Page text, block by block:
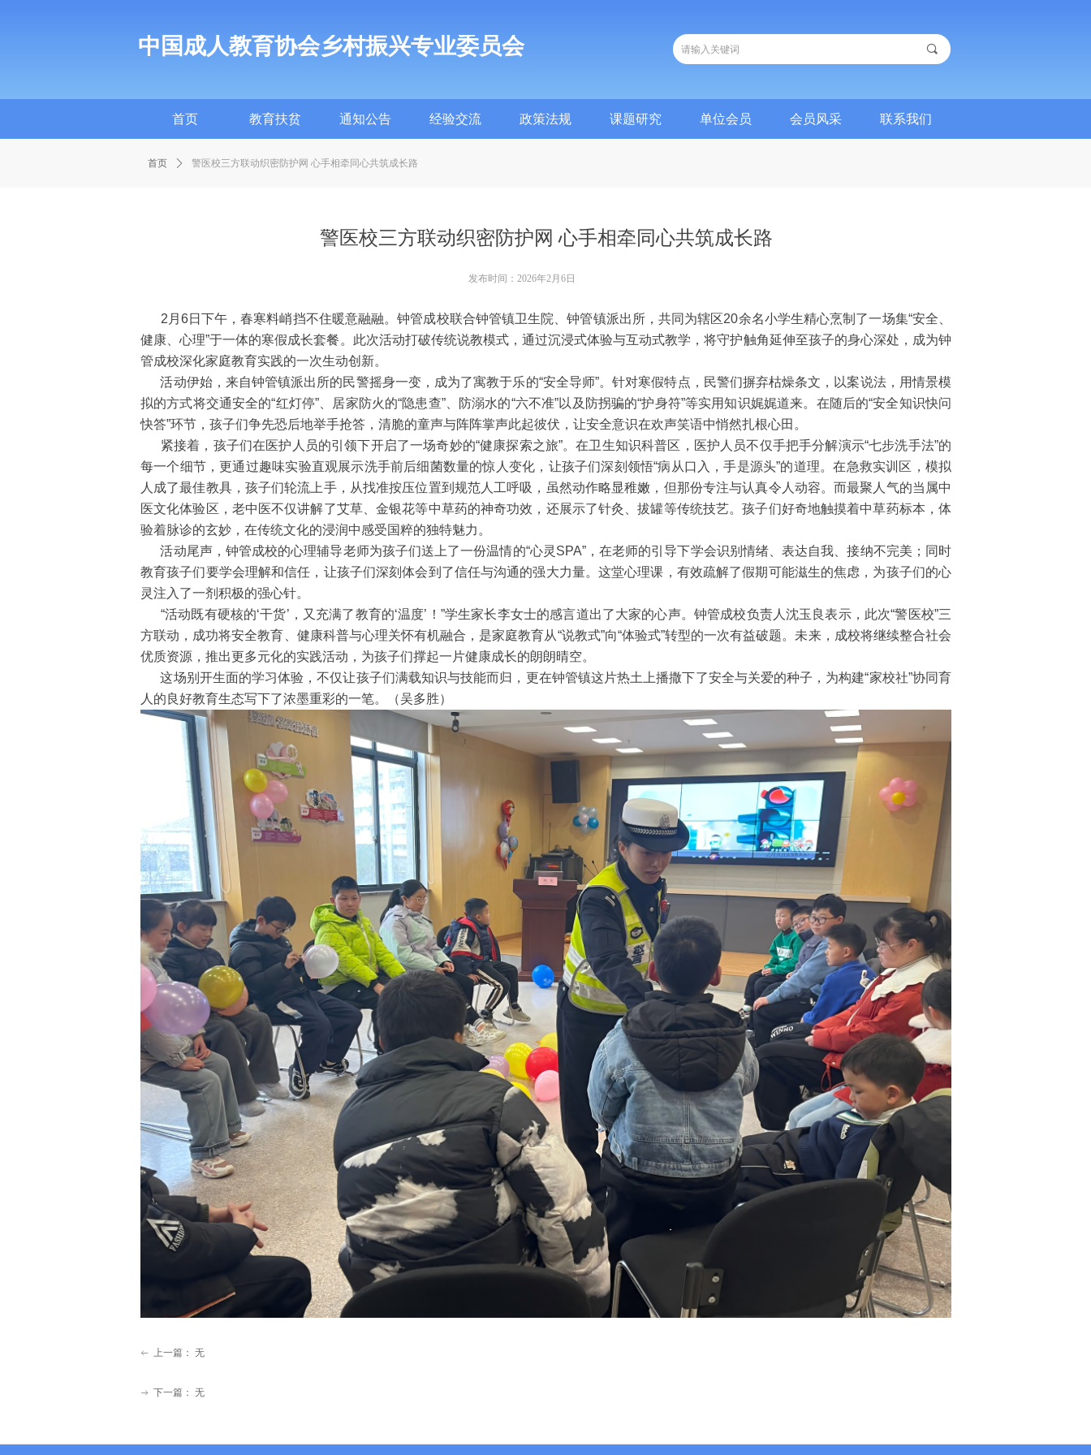
首页
首页
教育扶贫
教育扶贫
通知公告
通知公告
经验交流 政策法规 课题研究 单位会员 会员风采 联系我们
끠
中国成人教育协会乡村振兴专业委员会
警医校三方联动织密防护网 心手相牵同心共筑成长路
首页 ꄲ 警医校三方联动织密防护网 心手相牵同心共筑成长路
2月6日下午，春寒料峭挡不住暖意融融。钟管成校联合钟管镇卫生院、钟管镇派出所，共同为辖区20余名小学生精心烹制了一场集“安全、
健康、心理”于一体的寒假成长套餐。此次活动打破传统说教模式，通过沉浸式体验与互动式教学，将守护触角延伸至孩子的身心深处，成为钟
管成校深化家庭教育实践的一次生动创新。
活动伊始，来自钟管镇派出所的民警摇身一变，成为了寓教于乐的“安全导师”。针对寒假特点，民警们摒弃枯燥条文，以案说法，用情景模
拟的方式将交通安全的“红灯停”、居家防火的“隐患查”、防溺水的“六不准”以及防拐骗的“护身符”等实用知识娓娓道来。在随后的“安全知识快问
快答”环节，孩子们争先恐后地举手抢答，清脆的童声与阵阵掌声此起彼伏，让安全意识在欢声笑语中悄然扎根心田。
紧接着，孩子们在医护人员的引领下开启了一场奇妙的“健康探索之旅”。在卫生知识科普区，医护人员不仅手把手分解演示“七步洗手法”的
每一个细节，更通过趣味实验直观展示洗手前后细菌数量的惊人变化，让孩子们深刻领悟“病从口入，手是源头”的道理。在急救实训区，模拟
人成了最佳教具，孩子们轮流上手，从找准按压位置到规范人工呼吸，虽然动作略显稚嫩，但那份专注与认真令人动容。而最聚人气的当属中
医文化体验区，老中医不仅讲解了艾草、金银花等中草药的神奇功效，还展示了针灸、拔罐等传统技艺。孩子们好奇地触摸着中草药标本，体
验着脉诊的玄妙，在传统文化的浸润中感受国粹的独特魅力。
活动尾声，钟管成校的心理辅导老师为孩子们送上了一份温情的“心灵SPA”，在老师的引导下学会识别情绪、表达自我、接纳不完美；同时
教育孩子们要学会理解和信任，让孩子们深刻体会到了信任与沟通的强大力量。这堂心理课，有效疏解了假期可能滋生的焦虑，为孩子们的心
灵注入了一剂积极的强心针。
“活动既有硬核的‘干货’，又充满了教育的‘温度’！”学生家长李女士的感言道出了大家的心声。钟管成校负责人沈玉良表示，此次“警医校”三
方联动，成功将安全教育、健康科普与心理关怀有机融合，是家庭教育从“说教式”向“体验式”转型的一次有益破题。未来，成校将继续整合社会
优质资源，推出更多元化的实践活动，为孩子们撑起一片健康成长的朗朗晴空。
这场别开生面的学习体验，不仅让孩子们满载知识与技能而归，更在钟管镇这片热土上播撒下了安全与关爱的种子，为构建“家校社”协同育
人的良好教育生态写下了浓墨重彩的一笔。（吴多胜）
发布时间： 2026年2月6日
ꂃ 上一篇： 无
ꁹ 下一篇： 无